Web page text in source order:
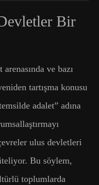
Bir
ve bazı
tartışma konusu
adalet” adına
ulus devletleri
Bu söylem,
toplumlarda